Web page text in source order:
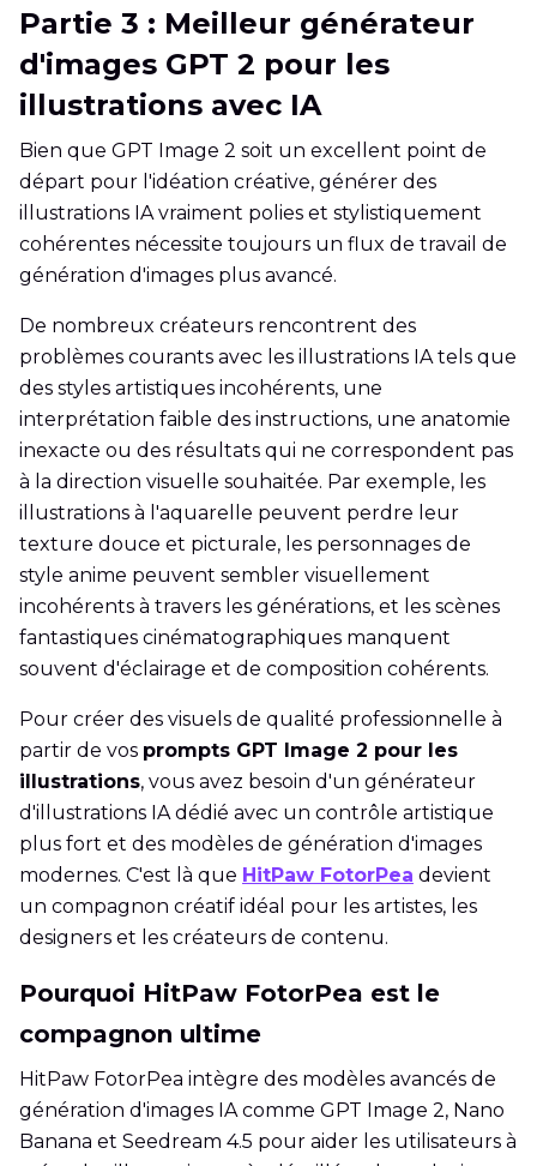
Partie 3 : Meilleur générateur
d'images GPT 2 pour les
illustrations avec IA
Bien que GPT Image 2 soit un excellent point de
départ pour l'idéation créative, générer des
illustrations IA vraiment polies et stylistiquement
cohérentes nécessite toujours un flux de travail de
génération d'images plus avancé.
De nombreux créateurs rencontrent des
problèmes courants avec les illustrations IA tels que
des styles artistiques incohérents, une
interprétation faible des instructions, une anatomie
inexacte ou des résultats qui ne correspondent pas
à la direction visuelle souhaitée. Par exemple, les
illustrations à l'aquarelle peuvent perdre leur
texture douce et picturale, les personnages de
style anime peuvent sembler visuellement
incohérents à travers les générations, et les scènes
fantastiques cinématographiques manquent
souvent d'éclairage et de composition cohérents.
Pour créer des visuels de qualité professionnelle à
partir de vos prompts GPT Image 2 pour les
illustrations, vous avez besoin d'un générateur
d'illustrations IA dédié avec un contrôle artistique
plus fort et des modèles de génération d'images
modernes. C'est là que HitPaw FotorPea devient
un compagnon créatif idéal pour les artistes, les
designers et les créateurs de contenu.
Pourquoi HitPaw FotorPea est le
compagnon ultime
HitPaw FotorPea intègre des modèles avancés de
génération d'images IA comme GPT Image 2, Nano
Banana et Seedream 4.5 pour aider les utilisateurs à